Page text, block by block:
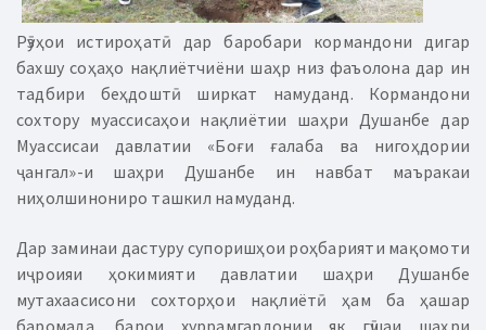
Рӯзҳои истироҳатӣ дар баробари кормандони дигар
бахшу соҳаҳо нақлиётчиёни шаҳр низ фаъолона дар ин
тадбири беҳдоштӣ ширкат намуданд. Кормандони
сохтору муассисаҳои нақлиётии шаҳри Душанбе дар
Муассисаи давлатии «Боғи ғалаба ва нигоҳдории
ҷангал»-и шаҳри Душанбе ин навбат маъракаи
ниҳолшинониро ташкил намуданд.
Дар заминаи дастуру супоришҳои роҳбарияти мақомоти
иҷроияи ҳокимияти давлатии шаҳри Душанбе
мутахаасисони сохторҳои нақлиётӣ ҳам ба ҳашар